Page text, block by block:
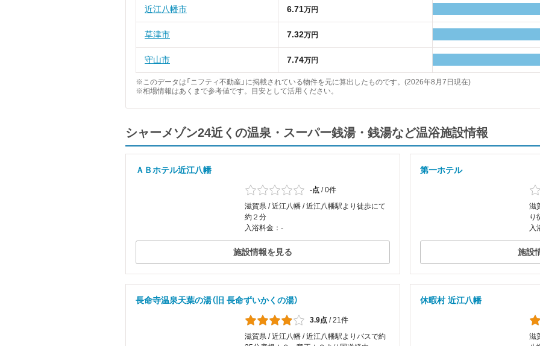
近江八幡市 6.71万円
草津市 7.32万円
守山市 7.74万円
※このデータは「ニフティ不動産」に掲載されている物件を元に算出したものです。(2026年8月7日現在)
※相場情報はあくまで参考値です。目安として活用ください。
シャーメゾン24近くの温泉・スーパー銭湯・銭湯など温浴施設情報
ＡＢホテル近江八幡
-点 /0件
滋賀県 / 近江八幡 / 近江八幡駅より徒歩にて
約２分
入浴料金：-
施設情報を見る
第一ホテル
滋
り
入
施設
長命寺温泉天葉の湯（旧 長命ずいかくの湯）
3.9点 /21件
滋賀県 / 近江八幡 / 近江八幡駅よりバスで約
休暇村 近江八幡
滋